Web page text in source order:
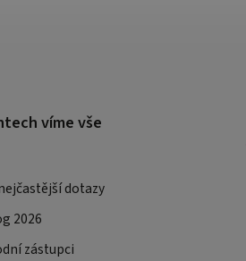
víme vše
dotazy
2026
zástupci